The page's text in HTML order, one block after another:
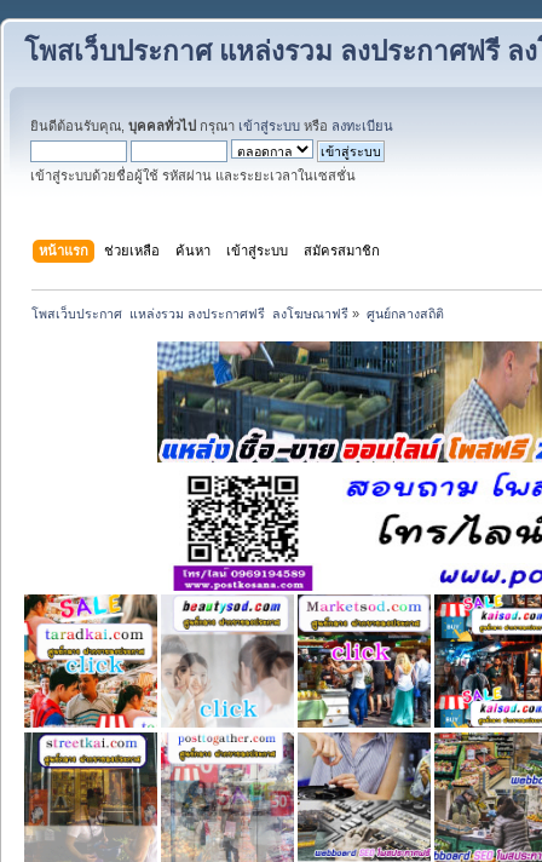
โพสเว็บประกาศ แหล่งรวม ลงประกาศฟรี
ยินดีต้อนรับคุณ, บุคคลทั่วไป กรุณา เข้าสู่ระบบ หรือ ลงทะเบียน
เข้าสู่ระบบด้วยชื่อผู้ใช้ รหัสผ่าน และระยะเวลาในเซสชั่น
หน้าแรก ช่วยเหลือ ค้นหา เข้าสู่ระบบ สมัครสมาชิก
โพสเว็บประกาศ  แหล่งรวม ลงประกาศฟรี  ลงโฆษณาฟรี » ศูนย์กลางสถิติ